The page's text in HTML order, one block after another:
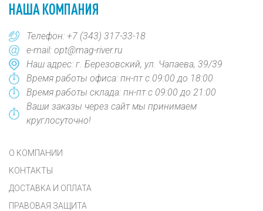
НАША КОМПАНИЯ
Телефон: +7 (343) 317-33-18
e-mail: opt@mag-river.ru
Наш адрес: г. Березовский, ул. Чапаева, 39/39
Время работы офиса: пн-пт с 09:00 до 18:00
Время работы склада: пн-пт с 09:00 до 21:00
Ваши заказы через сайт мы принимаем
круглосуточно!
О КОМПАНИИ
КОНТАКТЫ
ДОСТАВКА И ОПЛАТА
ПРАВОВАЯ ЗАЩИТА